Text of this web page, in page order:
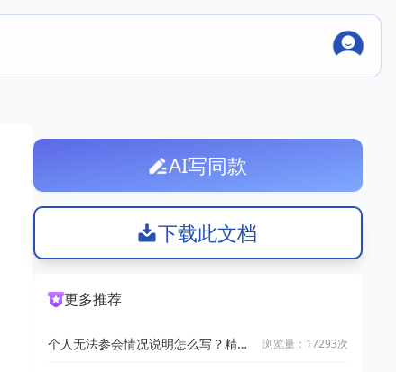
AI写同款
下载此文档
更多推荐
个人无法参会情况说明怎么写？精选
浏览量：17293次